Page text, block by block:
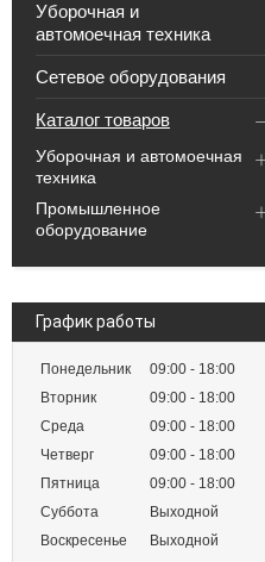
Уборочная и
автомоечная техника
Сетевое оборудования
Каталог товаров
Уборочная и автомоечная
техника
Промышленное
оборудование
График работы
Понедельник 09:00
18:00
Вторник
09:00
18:00
Среда
09:00
18:00
Четверг
09:00
18:00
Пятница
09:00
18:00
Суббота
Выходной
Воскресенье
Выходной